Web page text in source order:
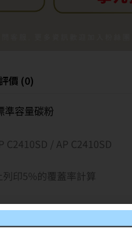
評價 (0)
準容量碳粉
C2410SD / AP C2410SD
印5%的覆蓋率計算